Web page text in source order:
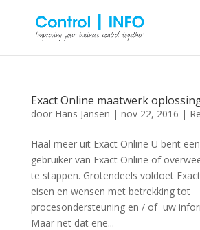
Exact Online maatwerk
door Hans Jansen | nov 22, 2016 |
Haal meer uit Exact Online U bent
gebruiker van Exact Online of
te stappen. Grotendeels voldoet
eisen en wensen met betrekking tot
procesondersteuning en / of uw
Maar net dat ene...